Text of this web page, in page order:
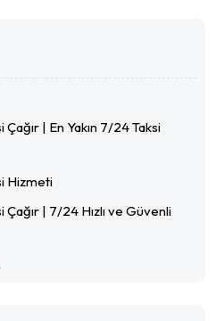
| En Yakın 7/24 Taksi
Hizmeti
| 7/24 Hızlı ve Güvenli